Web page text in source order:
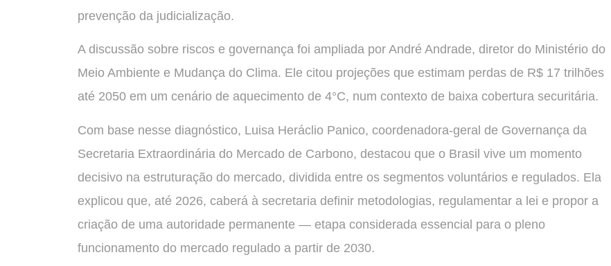
prevenção da judicialização.
A discussão sobre riscos e governança foi ampliada por André Andrade, diretor do Ministério do
Meio Ambiente e Mudança do Clima. Ele citou projeções que estimam perdas de R$ 17 trilhões
até 2050 em um cenário de aquecimento de 4°C, num contexto de baixa cobertura securitária.
Com base nesse diagnóstico, Luisa Heráclio Panico, coordenadora-geral de Governança da
Secretaria Extraordinária do Mercado de Carbono, destacou que o Brasil vive um momento
decisivo na estruturação do mercado, dividida entre os segmentos voluntários e regulados. Ela
explicou que, até 2026, caberá à secretaria definir metodologias, regulamentar a lei e propor a
criação de uma autoridade permanente — etapa considerada essencial para o pleno
funcionamento do mercado regulado a partir de 2030.